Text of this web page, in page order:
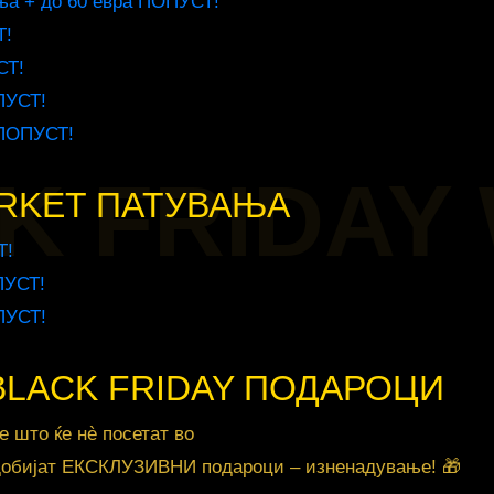
FRIDAY
ПАТУВАЊА
FRIDAY ПОДАРОЦИ
што ќе нè посетат во
ЕКСКЛУЗИВНИ подароци – изненадување! 🎁